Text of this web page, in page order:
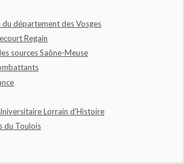
du département des Vosges
Regain
sources Saône-Meuse
Lorrain d'Histoire
du Toulois